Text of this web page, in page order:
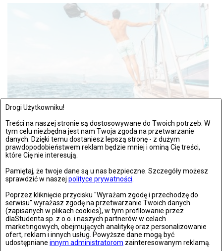
Drogi Użytkowniku!
Treści na naszej stronie są dostosowywane do Twoich potrzeb. W
tym celu niezbędna jest nam Twoja zgoda na przetwarzanie
danych. Dzięki temu dostaniesz lepszą stronę - z dużym
prawdopodobieństwem reklam będzie mniej i ominą Cię treści,
które Cię nie interesują.
Pamiętaj, że twoje dane są u nas bezpieczne. Szczegóły możesz
sprawdzić w naszej polityce prywatności
Poprzez kliknięcie przycisku "Wyrażam zgodę i przechodzę do
serwisu" wyrażasz zgodę na przetwarzanie Twoich danych
(zapisanych w plikach cookies), w tym profilowanie przez
dlaStudenta sp. z o.o. i naszych partnerów w celach
marketingowych, obejmujących analitykę oraz personalizowanie
ofert, reklam i innych usług. Powyższe dane mogą być
udostępniane innym administratorom zainteresowanym reklamą.
MODA
WTOREK, 24 WRZEŚNIA 2019, 10:55
Perfumy męskie: czym pachnie prawdziwy mężczyzna?
Perfumy męskie są uzupełnieniem imagu każdego